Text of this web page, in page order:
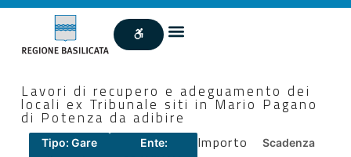
Lavori di recupero e adeguamento dei
locali ex Tribunale siti in Mario Pagano
di Potenza da adibire
Tipo: Gare
Ente:
Importo
Scadenza